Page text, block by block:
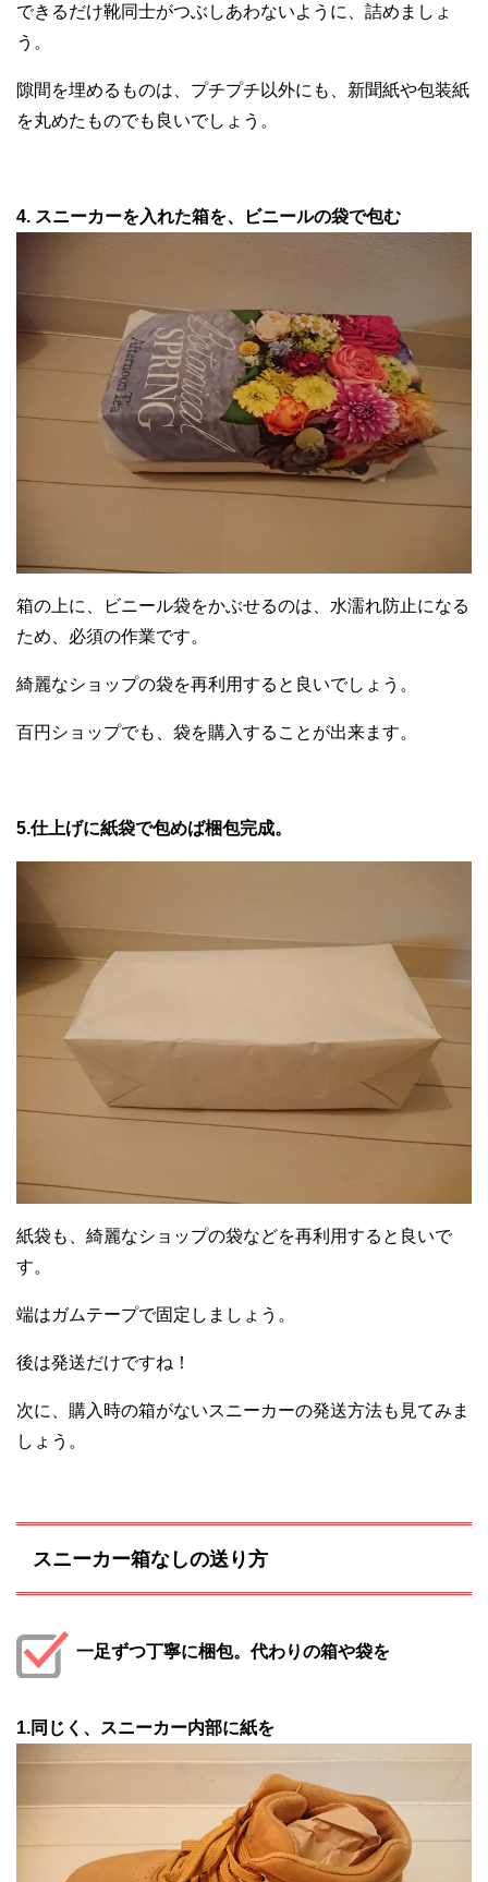
できるだけ靴同士がつぶしあわないように、詰めましょ
う。
隙間を埋めるものは、プチプチ以外にも、新聞紙や包装紙
を丸めたものでも良いでしょう。
4. スニーカーを入れた箱を、ビニールの袋で包む
箱の上に、ビニール袋をかぶせるのは、水濡れ防止になる
ため、必須の作業です。
綺麗なショップの袋を再利用すると良いでしょう。
百円ショップでも、袋を購入することが出来ます。
5.仕上げに紙袋で包めば梱包完成。
紙袋も、綺麗なショップの袋などを再利用すると良いで
す。
端はガムテープで固定しましょう。
後は発送だけですね！
次に、購入時の箱がないスニーカーの発送方法も見てみま
しょう。
スニーカー箱なしの送り方
一足ずつ丁寧に梱包。代わりの箱や袋を
1.同じく、スニーカー内部に紙を